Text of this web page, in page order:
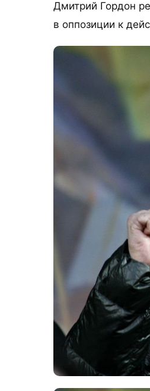
Дмитрий Гордон
в оппозиции к